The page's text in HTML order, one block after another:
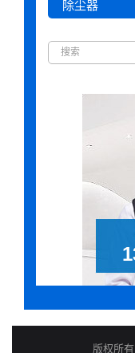
除尘器
版权所